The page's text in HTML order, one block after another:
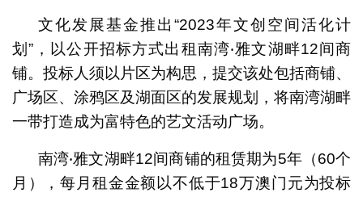
文化发展基金推出“2023年文创空间活化计
划”，以公开招标方式出租南湾‧雅文湖畔12间商
铺。投标人须以片区为构思，提交该处包括商铺、
广场区、涂鸦区及湖面区的发展规划，将南湾湖畔
一带打造成为富特色的艺文活动广场。
南湾‧雅文湖畔12间商铺的租赁期为5年（60个
月），每月租金金额以不低于18万澳门元为投标